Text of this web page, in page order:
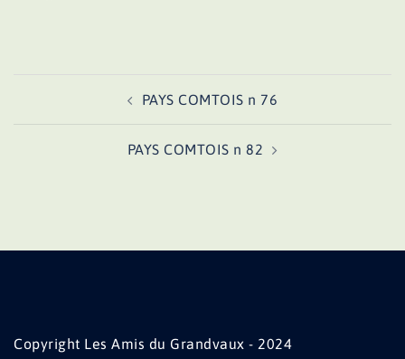
PAYS COMTOIS n 76
PAYS COMTOIS n 82
Copyright Les Amis du Grandvaux - 2024